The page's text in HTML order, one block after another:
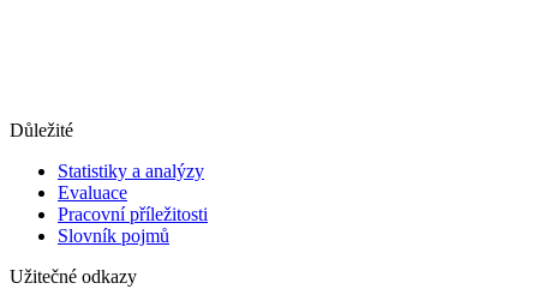
Důležité
Statistiky a analýzy
Evaluace
Pracovní příležitosti
Slovník pojmů
Užitečné odkazy